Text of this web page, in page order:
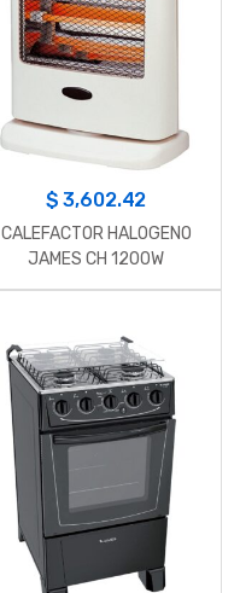
$3,602.42
CALEFACTOR HALOGENO
JAMES CH 1200W